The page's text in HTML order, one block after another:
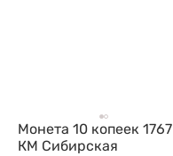
Монета 10 копеек 1767
КМ Сибирская